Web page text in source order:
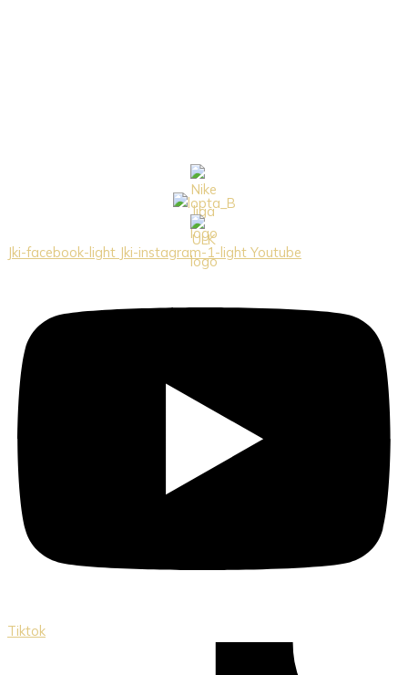
Jki-facebook-light Jki-instagram-1-light Youtube
Tiktok